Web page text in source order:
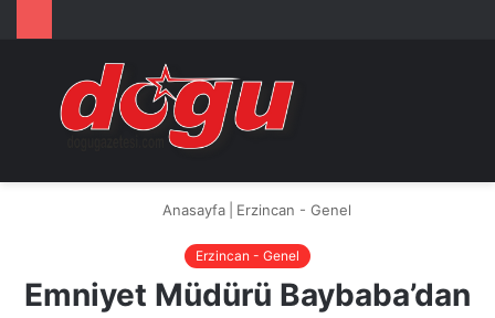
Arama
...
Anasayfa Erzincan - Genel
Erzincan - Genel
Emniyet Müdürü Baybaba’dan